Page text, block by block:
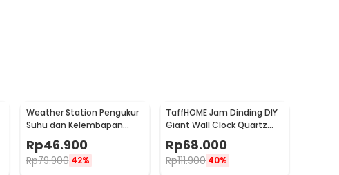
Weather Station Pengukur
Suhu dan Kelembapan
Desk Jam Alarm - 3210
Rp46.900
Rp79.900 42%
TaffHOME Jam Dinding DIY
Giant Wall Clock Quartz
90-100cm - DIY-105
Rp68.000
Rp111.900 40%